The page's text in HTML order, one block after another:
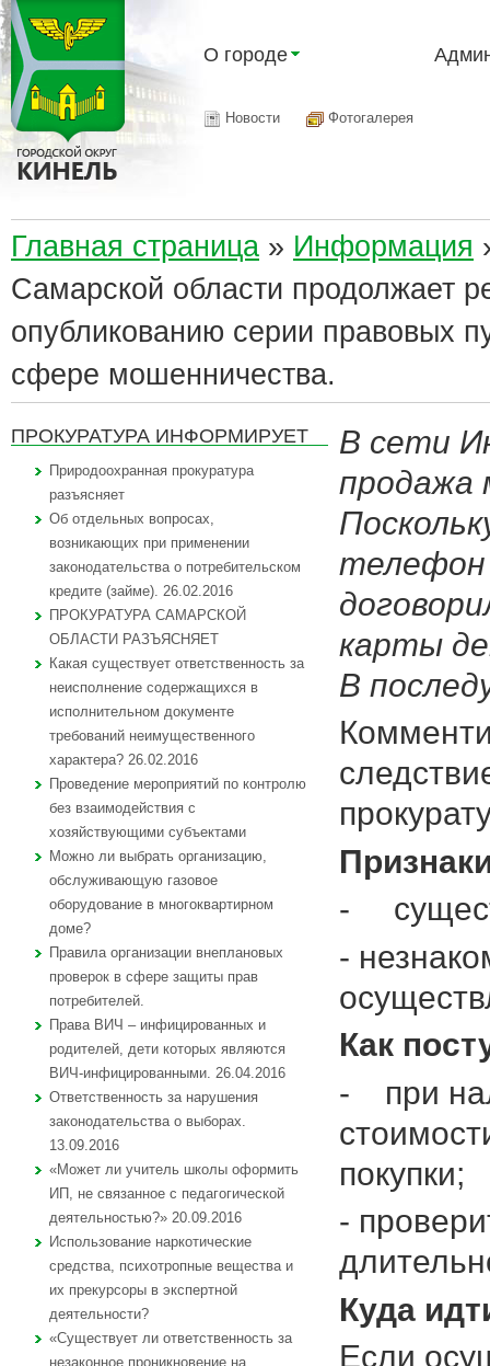
О городе
Новости Фотогалерея
Главная страница » Информация
Самарской области продолжает
опубликованию серии правовых
сфере мошенничества.
ПРОКУРАТУРА ИНФОРМИРУЕТ
Природоохранная прокуратура
разъясняет
Об отдельных вопросах,
возникающих при применении
законодательства о потребительском
кредите (займе). 26.02.2016
ПРОКУРАТУРА САМАРСКОЙ
ОБЛАСТИ РАЗЪЯСНЯЕТ
Какая существует ответственность за
неисполнение содержащихся в
исполнительном документе
требований неимущественного
характера? 26.02.2016
Проведение мероприятий по контролю
без взаимодействия с
хозяйствующими субъектами
Можно ли выбрать организацию,
обслуживающую газовое
оборудование в многоквартирном
доме?
Правила организации внеплановых
проверок в сфере защиты прав
потребителей.
Права ВИЧ – инфицированных и
родителей, дети которых являются
ВИЧ-инфицированными. 26.04.2016
Ответственность за нарушения
законодательства о выборах.
13.09.2016
«Может ли учитель школы оформить
ИП, не связанное с педагогической
деятельностью?» 20.09.2016
Использование наркотические
средства, психотропные вещества и
их прекурсоры в экспертной
деятельности?
«Существует ли ответственность за
незаконное проникновение на
В сети
продажа
телефон
карты
В
-
-
Как
- при
покупки;
-
Куда
Если